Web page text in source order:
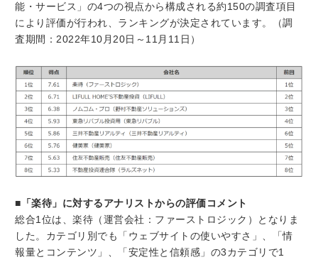
能・サービス」の4つの視点から構成される約150の調査項目
により評価が行われ、ランキングが決定されています。（調
査期間：2022年10月20日～11月11日）
■「楽待」に対するアナリストからの評価コメント
総合1位は、楽待（運営会社：ファーストロジック）となりま
した。カテゴリ別でも「ウェブサイトの使いやすさ」、「情
報量とコンテンツ」、「安定性と信頼感」の3カテゴリで1